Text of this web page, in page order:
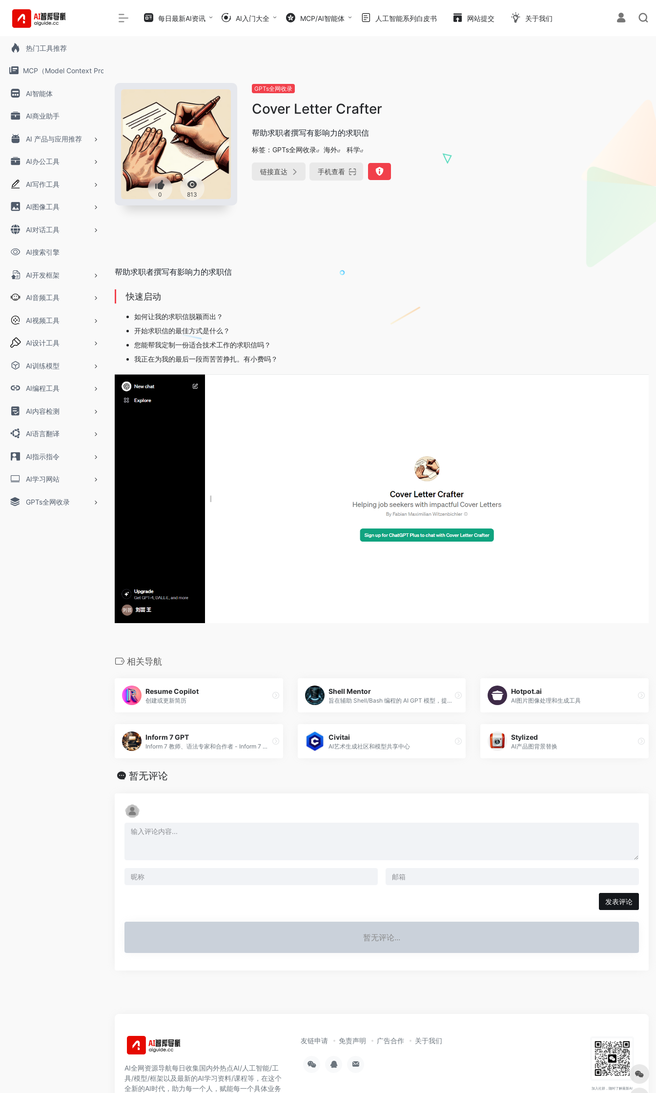
热门工具推荐
MCP（Model Context Protocol）
AI智能体
AI商业助手
AI 产品与应用推荐
AI办公工具
AI写作工具
AI图像工具
AI对话工具
AI搜索引擎
AI开发框架
AI音频工具
AI视频工具
AI设计工具
AI训练模型
AI编程工具
AI内容检测
AI语言翻译
AI指示指令
AI学习网站
GPTs全网收录
每日最新AI资讯 AI入门大全 MCP/AI智能体 人工智能系列白皮书 网站提交 关于我们
0 813
GPTs全网收录
Cover Letter Crafter
帮助求职者撰写有影响力的求职信
标签： GPTs全网收录 海外 科学
链接直达 手机查看
帮助求职者撰写有影响力的求职信
快速启动
如何让我的求职信脱颖而出？
开始求职信的最佳方式是什么？
您能帮我定制一份适合技术工作的求职信吗？
我正在为我的最后一段而苦苦挣扎。有小费吗？
相关导航
Resume Copilot
创建或更新简历
Shell Mentor
旨在辅助 Shell/Bash 编程的 AI GPT 模型，提供实时代码建议、调试技巧和脚本优化，以实现高效的命令行操作。
Hotpot.ai
AI图片图像处理和生成工具
Inform 7 GPT
Inform 7 教师、语法专家和合作者 - Inform 7 是一种使用自然语言语法创建交互式小说的编程语言
Civitai
AI艺术生成社区和模型共享中心
Stylized
AI产品图背景替换
暂无评论
发表评论
暂无评论...
AI全网资源导航每日收集国内外热点AI/人工智能/工
具/模型/框架以及最新的AI学习资料/课程等，在这个
全新的AI时代，助力每一个人，赋能每一个具体业务
友链申请 免责声明 广告合作 关于我们
加入社群，随时了解最新AI